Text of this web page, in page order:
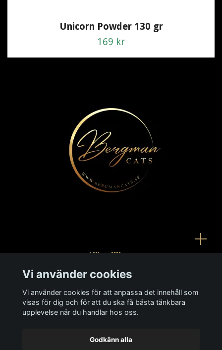
Unicorn Powder 130 gr
169 kr
Köpvillkor
Kontakt
Ångra köp
Vi använder cookies
Vi använder cookies för att anpassa det innehåll som
visas för dig och för att du ska få bästa tänkbara
upplevelse när du handlar hos oss.
Godkänn alla